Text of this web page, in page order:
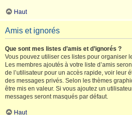
Haut
Amis et ignorés
Que sont mes listes d’amis et d’ignorés ?
Vous pouvez utiliser ces listes pour organiser
Les membres ajoutés à votre liste d’amis
de l’utilisateur pour un accès rapide, voir leur
des messages privés. Selon les thèmes
être mis en valeur. Si vous ajoutez un
messages seront masqués par défaut.
Haut